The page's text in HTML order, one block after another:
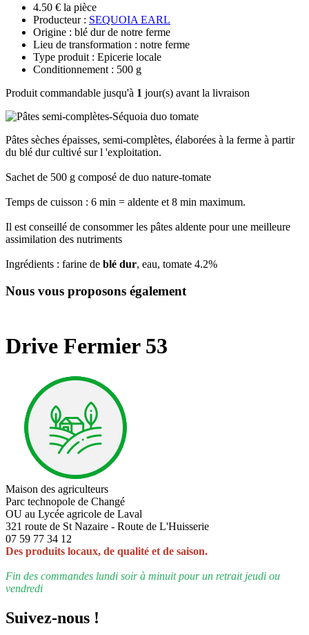
4.50 € la pièce
Producteur : SEQUOIA EARL
Origine : blé dur de notre ferme
Lieu de transformation : notre ferme
Type produit : Epicerie locale
Conditionnement : 500 g
Produit commandable jusqu'à 1 jour(s) avant la livraison
Pâtes sèches épaisses, semi-complètes, élaborées à la ferme à partir
du blé dur cultivé sur l 'exploitation.
Sachet de 500 g composé de duo nature-tomate
Temps de cuisson : 6 min = aldente et 8 min maximum.
Il est conseillé de consommer les pâtes aldente pour une meilleure
assimilation des nutriments
Ingrédients : farine de blé dur, eau, tomate 4.2%
Nous vous proposons également
Drive Fermier 53
Maison des agriculteurs
Parc technopole de Changé
OU au Lycée agricole de Laval
321 route de St Nazaire - Route de L'Huisserie
07 59 77 34 12
Des produits locaux, de qualité et de saison.
Fin des commandes lundi soir à minuit pour un retrait jeudi ou
vendredi
Suivez-nous !